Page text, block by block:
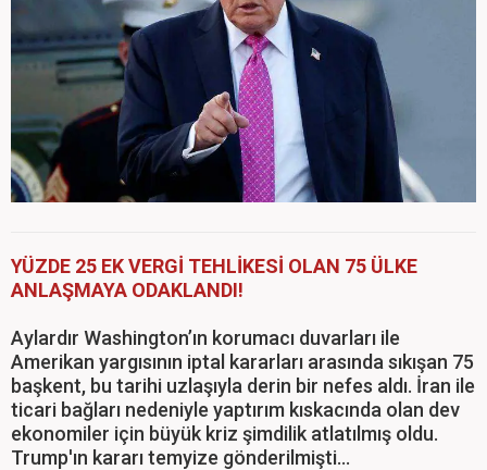
YÜZDE 25 EK VERGİ TEHLİKESİ OLAN 75 ÜLKE
ANLAŞMAYA ODAKLANDI!
Aylardır Washington’ın korumacı duvarları ile
Amerikan yargısının iptal kararları arasında sıkışan 75
başkent, bu tarihi uzlaşıyla derin bir nefes aldı. İran ile
ticari bağları nedeniyle yaptırım kıskacında olan dev
ekonomiler için büyük kriz şimdilik atlatılmış oldu.
Trump'ın kararı temyize gönderilmişti...